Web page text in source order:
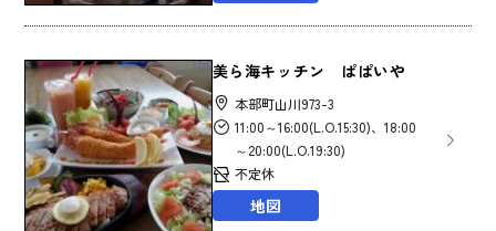
美ら海キッチン ぱぱいや
本部町山川973-3
11:00～16:00(L.O.15:30)、18:00
～20:00(L.O.19:30)
不定休
地図